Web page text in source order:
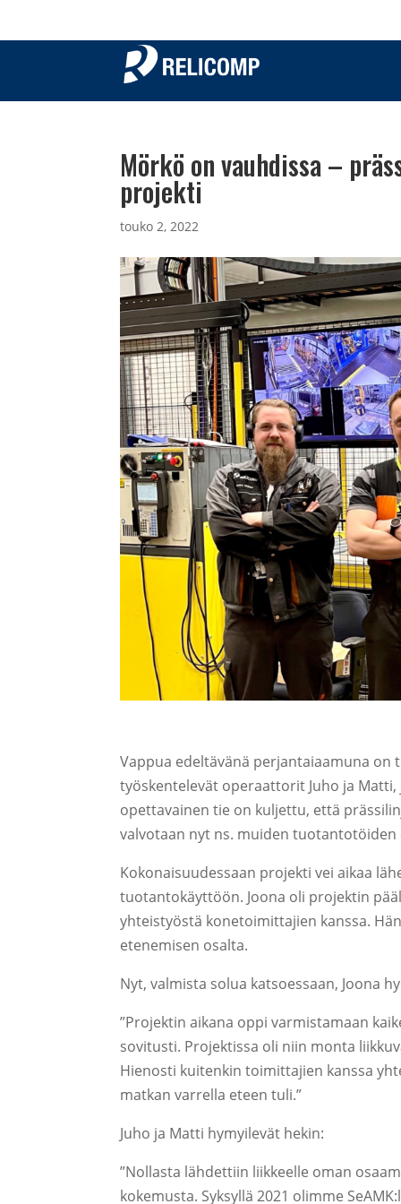
Mörkö on vauhdissa –
projekti
touko 2, 2022
Vappua edeltävänä perjantaiaamuna on
työskentelevät operaattorit Juho ja
opettavainen tie on kuljettu, että
valvotaan nyt ns. muiden tuotantotöiden
Kokonaisuudessaan projekti vei aikaa
tuotantokäyttöön. Joona oli projektin
yhteistyöstä konetoimittajien kanssa.
etenemisen osalta.
Nyt, valmista solua katsoessaan, Joona
”Projektin aikana oppi varmistamaan
sovitusti. Projektissa oli niin monta
Hienosti kuitenkin toimittajien kanssa
matkan varrella eteen tuli.”
Juho ja Matti hymyilevät hekin:
”Nollasta lähdettiin liikkeelle oman
kokemusta. Syksyllä 2021 olimme